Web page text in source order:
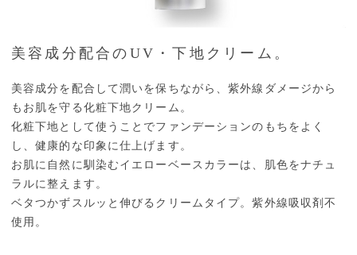
美容成分配合のUV・下地クリーム。
美容成分を配合して潤いを保ちながら、紫外線ダメージから
もお肌を守る化粧下地クリーム。
化粧下地として使うことでファンデーションのもちをよく
し、健康的な印象に仕上げます。
お肌に自然に馴染むイエローベースカラーは、肌色をナチュ
ラルに整えます。
ベタつかずスルッと伸びるクリームタイプ。紫外線吸収剤不
使用。